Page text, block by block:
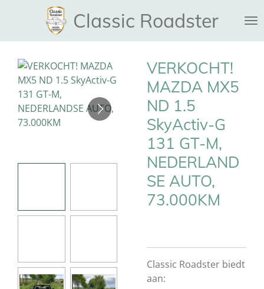
naar
hoofdinhoud
Classic Roadster
VERKOCHT!
MAZDA MX5
ND 1.5
SkyActiv-G
131 GT-M,
NEDERLAND
SE AUTO,
73.000KM
Classic Roadster biedt
aan: